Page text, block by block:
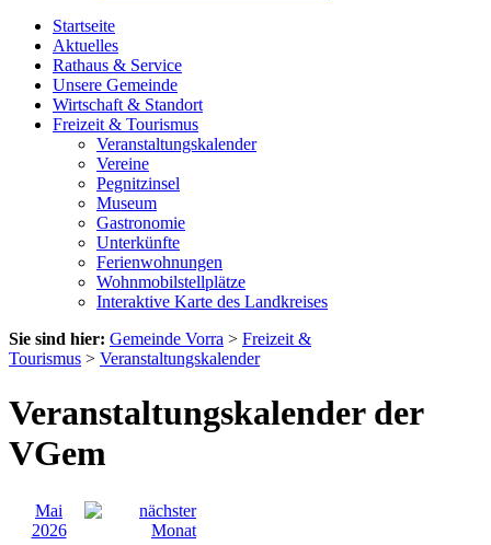
Startseite
Aktuelles
Rathaus & Service
Unsere Gemeinde
Wirtschaft & Standort
Freizeit & Tourismus
Veranstaltungskalender
Vereine
Pegnitzinsel
Museum
Gastronomie
Unterkünfte
Ferienwohnungen
Wohnmobilstellplätze
Interaktive Karte des Landkreises
Sie sind hier: Gemeinde Vorra > Freizeit &
Tourismus > Veranstaltungskalender
Veranstaltungskalender der
VGem
Mai
2026